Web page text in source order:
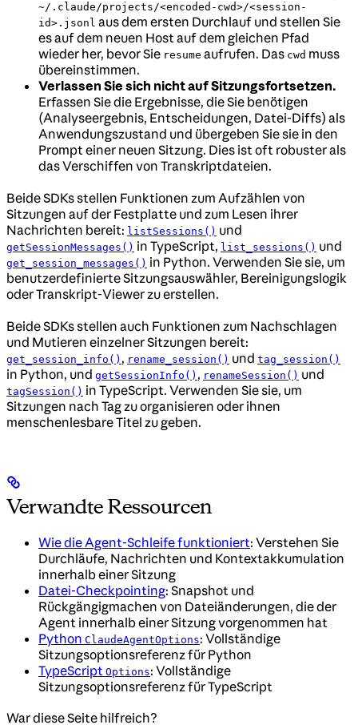
~/.claude/projects/<encoded-cwd>/<session-
id>.jsonl aus dem ersten Durchlauf und stellen Sie
es auf dem neuen Host auf dem gleichen Pfad
wieder her, bevor Sie resume aufrufen. Das cwd muss
übereinstimmen.
Verlassen Sie sich nicht auf Sitzungsfortsetzen.
Erfassen Sie die Ergebnisse, die Sie benötigen
(Analyseergebnis, Entscheidungen, Datei-Diffs) als
Anwendungszustand und übergeben Sie sie in den
Prompt einer neuen Sitzung. Dies ist oft robuster als
das Verschiffen von Transkriptdateien.
Beide SDKs stellen Funktionen zum Aufzählen von
Sitzungen auf der Festplatte und zum Lesen ihrer
Nachrichten bereit: listSessions() und
getSessionMessages() in TypeScript, list_sessions() und
get_session_messages() in Python. Verwenden Sie sie, um
benutzerdefinierte Sitzungsauswähler, Bereinigungslogik
oder Transkript-Viewer zu erstellen.
Beide SDKs stellen auch Funktionen zum Nachschlagen
und Mutieren einzelner Sitzungen bereit:
get_session_info() , rename_session() und tag_session()
in Python, und getSessionInfo() , renameSession() und
tagSession() in TypeScript. Verwenden Sie sie, um
Sitzungen nach Tag zu organisieren oder ihnen
menschenlesbare Titel zu geben.
Verwandte Ressourcen
Wie die Agent-Schleife funktioniert: Verstehen Sie
Durchläufe, Nachrichten und Kontextakkumulation
innerhalb einer Sitzung
Datei-Checkpointing: Snapshot und
Rückgängigmachen von Dateiänderungen, die der
Agent innerhalb einer Sitzung vorgenommen hat
Python ClaudeAgentOptions: Vollständige
Sitzungsoptionsreferenz für Python
TypeScript Options: Vollständige
Sitzungsoptionsreferenz für TypeScript
War diese Seite hilfreich?